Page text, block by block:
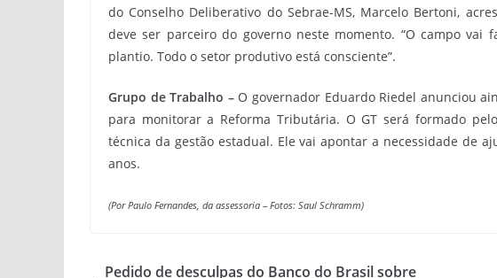
do Conselho Deliberativo do Sebrae-MS, Marcelo Bertoni,
deve ser parceiro do governo neste momento. “O campo vai
plantio. Todo o setor produtivo está consciente”.
Grupo de Trabalho – O governador Eduardo Riedel anunciou
para monitorar a Reforma Tributária. O GT será formado
técnica da gestão estadual. Ele vai apontar a necessidade de
anos.
(Por Paulo Fernandes, da assessoria – Fotos: Saul Schramm)
Pedido de desculpas do Banco do Brasil sobre